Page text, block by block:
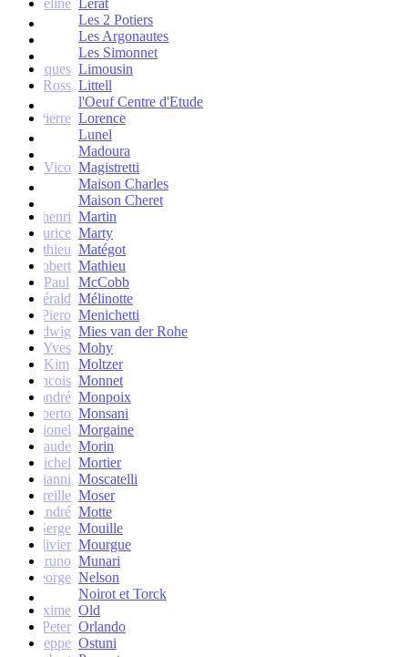
Jacqueline Lerat
Les 2 Potiers
Les Argonautes
Les Simonnet
Jacques Limousin
Ross Littell
l'Oeuf Centre d'Etude
Jean-Pierre Lorence
Lunel
Madoura
Vico Magistretti
Maison Charles
Maison Cheret
henri Martin
Maurice Marty
Mathieu Matégot
Robert Mathieu
Paul
McCobb
Gérald Mélinotte
Piero Menichetti
Ludwig Mies van der Rohe
Yves Mohy
Kim
Moltzer
Francois Monnet
andré Monpoix
Roberto Monsani
Lionel Morgaine
Claude Morin
Michel Mortier
Gianni Moscatelli
Mireille Moser
André Motte
Serge Mouille
Olivier Mourgue
Bruno Munari
George Nelson
Noirot et Torck
Maxime Old
Peter Orlando
Giuseppe Ostuni